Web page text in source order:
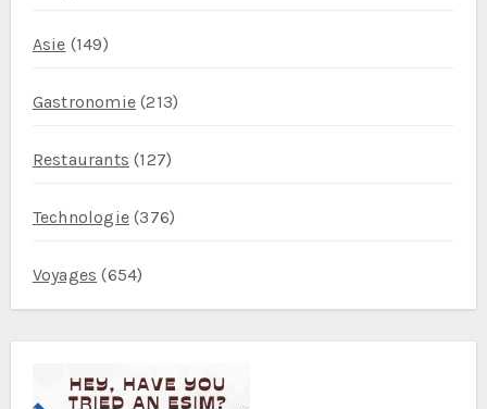
Asie (149)
Gastronomie(213)
Restaurants (127)
Technologie(376)
Voyages (654)